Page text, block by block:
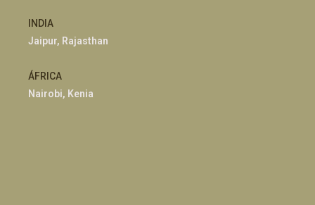
INDIA
Jaipur, Rajasthan
ÁFRICA
Nairobi, Kenia